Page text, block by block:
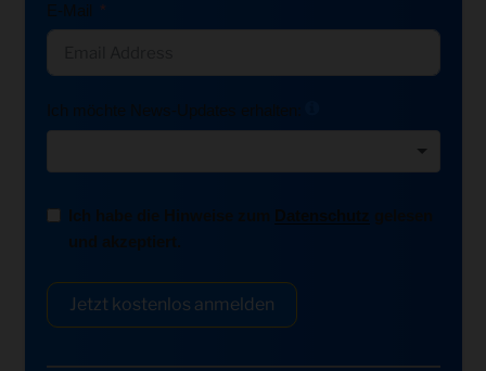
E-Mail
Ich möchte News-Updates erhalten:
Ich habe die Hinweise zum Datenschutz
und akzeptiert.
Jetzt kostenlos anmelden